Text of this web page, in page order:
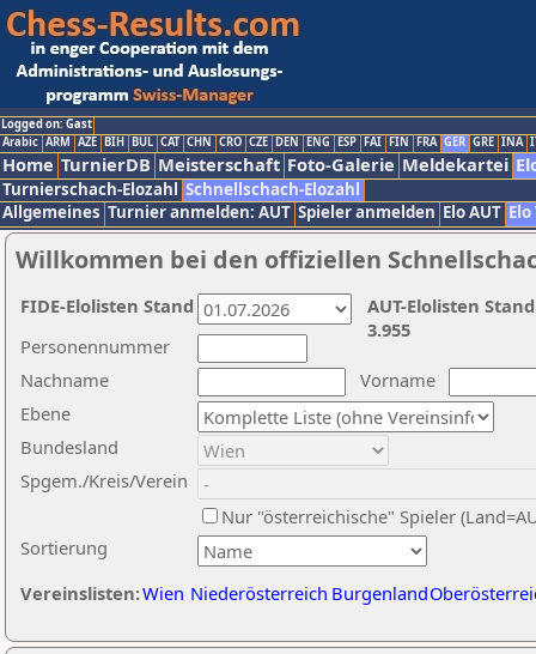
Logged on: Gast
Arabic ARM AZE BIH BUL CAT CHN CRO CZE DEN ENG ESP FAI FIN FRA GER GRE INA
Home TurnierDB Meisterschaft Foto-Galerie Meldekartei
Turnierschach-Elozahl Schnellschach-Elozahl
Allgemeines Turnier anmelden: AUT Spieler anmelden Elo AUT
Willkommen bei den offiziellen
Nachname
Vorname
Ebene
Sortierung
Personennummer
Bundesland
Spgem./Kreis/Verein
Nur "österreichische" Spieler
Vereinslisten:Wien Niederösterreich Burgenland
AUT-Elolisten
3.955
FIDE-Elolisten Stand